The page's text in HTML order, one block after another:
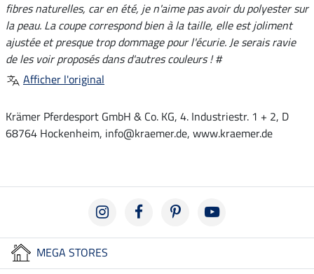
fibres naturelles, car en été, je n'aime pas avoir du polyester sur
la peau. La coupe correspond bien à la taille, elle est joliment
ajustée et presque trop dommage pour l'écurie. Je serais ravie
de les voir proposés dans d'autres couleurs ! #
Afficher l'original
Krämer Pferdesport GmbH & Co. KG, 4. Industriestr. 1 + 2, D
68764 Hockenheim, info@kraemer.de, www.kraemer.de
MEGA STORES